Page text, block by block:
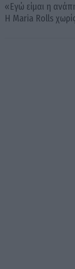
«Εγώ είμαι η
Η Maria Rolls